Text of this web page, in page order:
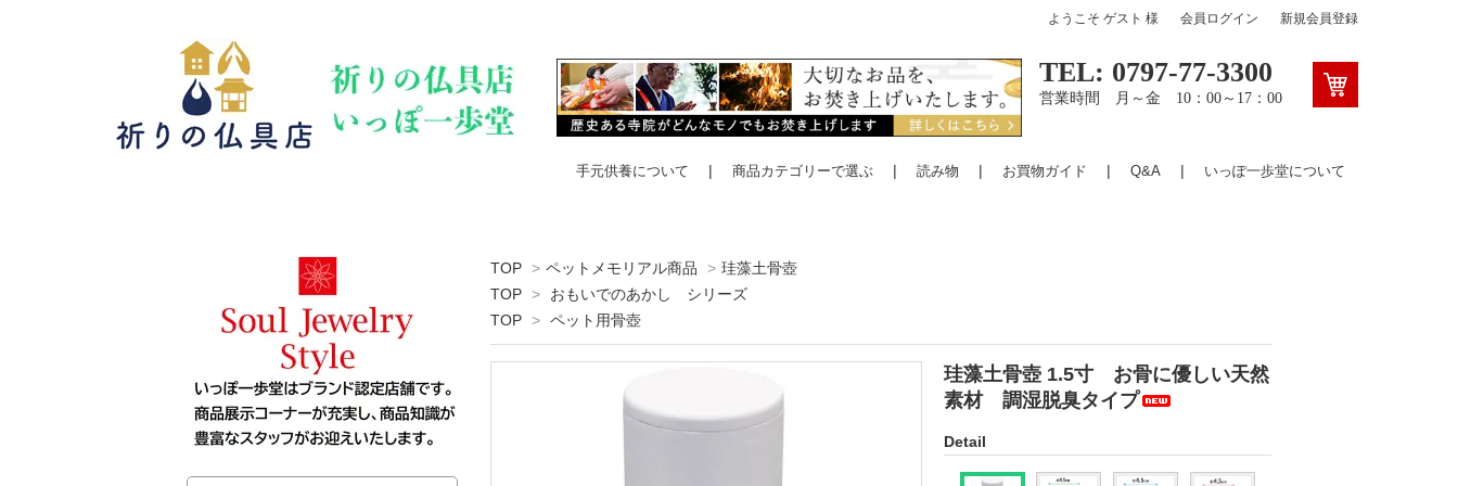
ようこそ ゲスト 様 会員ログイン 新規会員登録
TEL: 0797-77-3300
営業時間 月～金 10：00～17：00
手元供養について 商品カテゴリーで選ぶ 読み物 お買物ガイド Q&A いっぽ一歩堂について
TOP > ペットメモリアル商品 > 珪藻土骨壺
TOP >
おもいでのあかし シリーズ
TOP > ペット用骨壺
珪藻土骨壺 1.5寸 お骨に優しい天然
素材 調湿脱臭タイプ
Detail